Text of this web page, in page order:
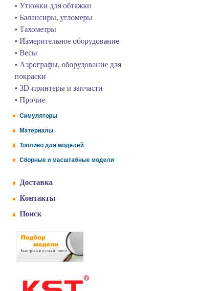
• Утюжки для обтяжки
• Балансиры, угломеры
• Тахометры
• Измерительное оборудование
• Весы
• Аэрографы, оборудование для
покраски
• 3D-принтеры и запчасти
• Прочие
Симуляторы
Материалы
Топливо для моделей
Сборные и масштабные модели
Доставка
Контакты
Поиск